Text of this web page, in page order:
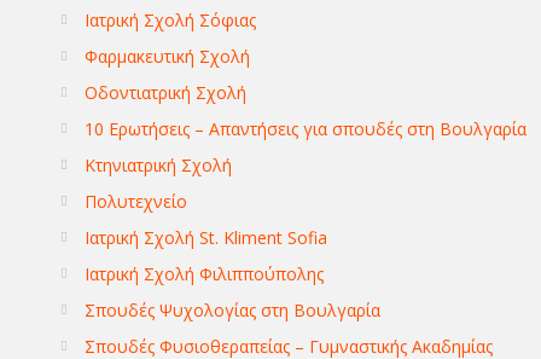
Ιατρική Σχολή Σόφιας
Φαρμακευτική Σχολή
Οδοντιατρική Σχολή
10 Ερωτήσεις – Απαντήσεις για σπουδές στη Βουλγαρία
Κτηνιατρική Σχολή
Πολυτεχνείο
Ιατρική Σχολή St. Kliment Sofia
Ιατρική Σχολή Φιλιππούπολης
Σπουδές Ψυχολογίας στη Βουλγαρία
Σπουδές Φυσιοθεραπείας – Γυμναστικής Ακαδημίας